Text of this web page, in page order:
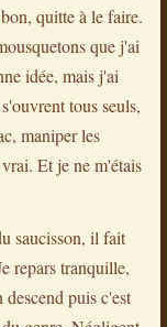
quitte à le faire.
que j'ai
idée, mais j'ai
tous seuls,
maniper les
Et je ne m'étais
saucisson, il fait
repars tranquille,
puis c'est